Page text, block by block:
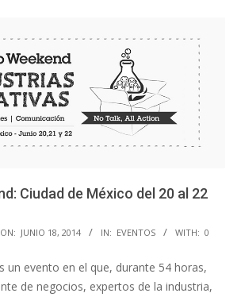
Ciudad de México del 20 al 22
ON: JUNIO 18, 2014 IN: EVENTOS WITH: 0
un evento en el que, durante 54 horas,
de negocios, expertos de la industria,